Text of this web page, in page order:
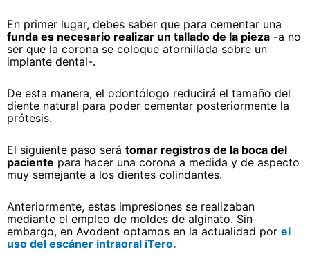
En primer lugar, debes saber que para cementar una
funda es necesario realizar un tallado de la pieza -a no
ser que la corona se coloque atornillada sobre un
implante dental-.
De esta manera, el odontólogo reducirá el tamaño del
diente natural para poder cementar posteriormente la
prótesis.
El siguiente paso será tomar registros de la boca del
paciente para hacer una corona a medida y de aspecto
muy semejante a los dientes colindantes.
Anteriormente, estas impresiones se realizaban
mediante el empleo de moldes de alginato. Sin
embargo, en Avodent optamos en la actualidad por el
uso del escáner intraoral iTero.